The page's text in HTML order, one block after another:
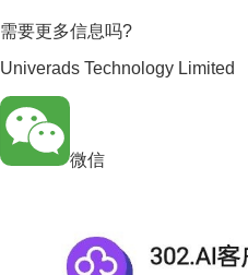
需要更多信息吗?
Univerads Technology Limited
微信